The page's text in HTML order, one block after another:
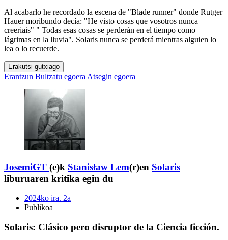
Al acabarlo he recordado la escena de "Blade runner" donde Rutger
Hauer moribundo decía: "He visto cosas que vosotros nunca
creeriais" " Todas esas cosas se perderán en el tiempo como
lágrimas en la lluvia". Solaris nunca se perderá mientras alguien lo
lea o lo recuerde.
Erakutsi gutxiago
Erantzun Bultzatu egoera Atsegin egoera
JosemiGT (e)k Stanisław Lem(r)en Solaris
liburuaren kritika egin du
2024ko ira. 2a
Publikoa
Solaris: Clásico pero disruptor de la Ciencia ficción.